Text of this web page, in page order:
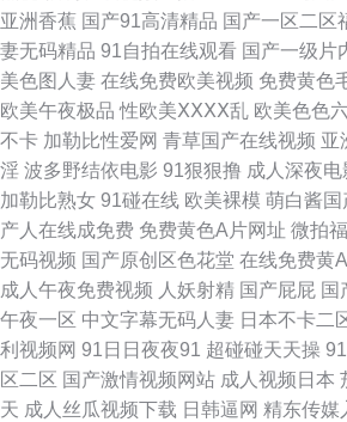
成年人网 91露出 国产日韩欧美另类 人人操骚 亚
观看在线电视剧网站 国产av日韩成人电影一二三
午夜福利艹牛B 91在线观看免费入口 国产在线视
成人超碰自拍 九一激情影院 色交视频 中文字幕
天 欧美国产日本精品 亚洲成年 wwwav狼人 精品
看影院 最近最新的日本免费 国产美国 欧美日韩在
在线 www簧片 精品国产大片大片大片 日韩一卡
亚洲香蕉 国产91高清精品 国产一区二区
妻无码精品 91自拍在线观看 国产一级片
美色图人妻 在线免费欧美视频 免费黄色
欧美午夜极品 性欧美ⅩⅩⅩⅩ乱 欧美色色
不卡 加勒比性爱网 青草国产在线视频 亚
淫 波多野结依电影 91狠狠撸 成人深夜电
加勒比熟女 91碰在线 欧美裸模 萌白酱国
产人在线成免费 免费黄色A片网址 微拍
无码视频 国产原创区色花堂 在线免费黄
成人午夜免费视频 人妖射精 国产屁屁 国
午夜一区 中文字幕无码人妻 日本不卡二
利视频网 91日日夜夜91 超碰碰天天操
区二区 国产激情视频网站 成人视频日本
天 成人丝瓜视频下载 日韩逼网 精东传媒